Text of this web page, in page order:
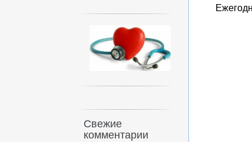
Свежие
комментарии